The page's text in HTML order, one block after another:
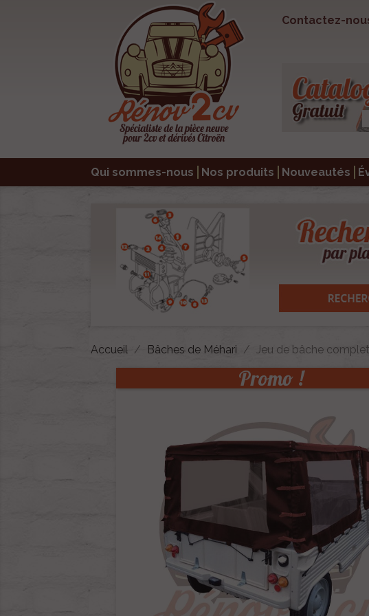
Contactez-
Qui sommes-nous Nos produits Nouveautés
Accueil Bâches de Méhari Jeu de bâche
Promo !